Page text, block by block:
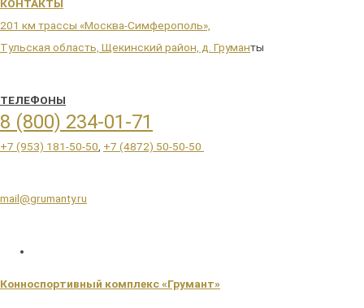
КОНТАКТЫ
201 км трассы «Москва-Симферополь»,
Тульская область, Щекинский район, д. Груманты
ТЕЛЕФОНЫ
8 (800) 234-01-71
+7 (953) 181-50-50 +7 (4872) 50-50-50
mail@grumanty.ru
Конноспортивный комплекс «Грумант»